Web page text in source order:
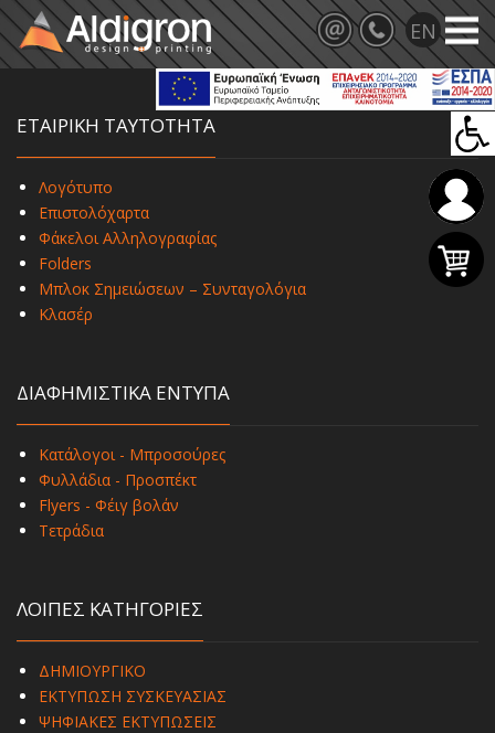
ΕΤΑΙΡΙΚΗ ΤΑΥΤΟΤΗΤΑ
Λογότυπο
Επιστολόχαρτα
Φάκελοι Αλληλογραφίας
Folders
Μπλοκ Σημειώσεων – Συνταγολόγια
Κλασέρ
ΔΙΑΦΗΜΙΣΤΙΚΑ ΕΝΤΥΠΑ
Κατάλογοι - Μπροσούρες
Φυλλάδια - Προσπέκτ
Flyers - Φέιγ βολάν
Τετράδια
ΛΟΙΠΕΣ ΚΑΤΗΓΟΡΙΕΣ
ΔΗΜΙΟΥΡΓΙΚΟ
ΕΚΤΥΠΩΣΗ ΣΥΣΚΕΥΑΣΙΑΣ
ΨΗΦΙΑΚΕΣ ΕΚΤΥΠΩΣΕΙΣ